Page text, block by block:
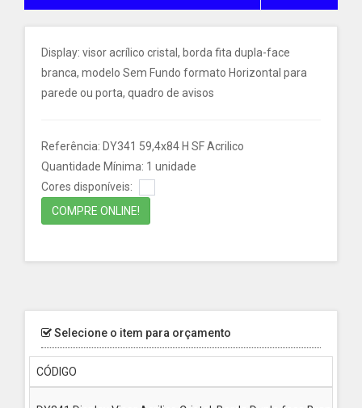
Display: visor acrílico cristal, borda fita dupla-face
branca, modelo Sem Fundo formato Horizontal para
parede ou porta, quadro de avisos
Referência: DY341 59,4x84 H SF Acrilico
Quantidade Mínima: 1 unidade
Cores disponíveis:
COMPRE ONLINE!
Selecione o item para orçamento
CÓDIGO